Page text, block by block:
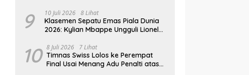
9 10 Juli 2026 8 Lihat
Klasemen Sepatu Emas Piala Dunia
2026: Kylian Mbappe Ungguli Lionel
10 8 Juli 2026 7 Lihat
Timnas Swiss Lolos ke Perempat
Final Usai Menang Adu Penalti atas